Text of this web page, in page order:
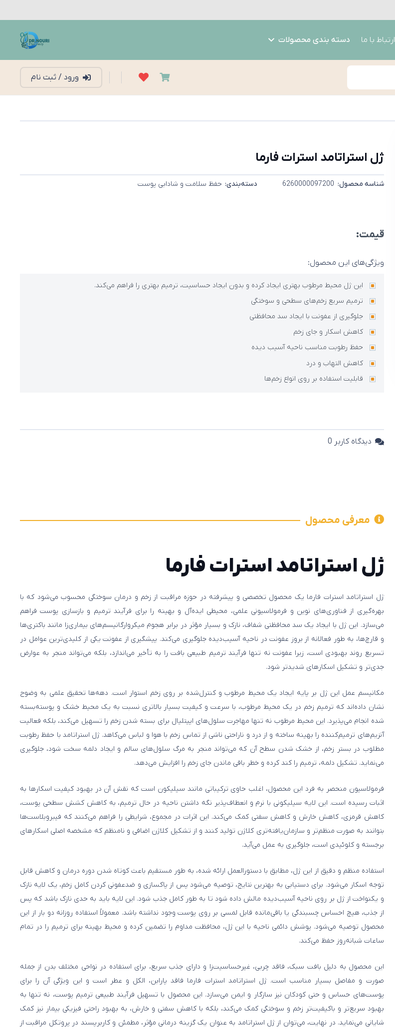
ارتباط با ما دسته بندی محصولات
ورود / ثبت نام
ژل استراتامد استرات فارما
شناسه محصول: 6260000097200 دسته‌بندی: حفظ سلامت و شادابی پوست
قیمت:
ویژگی‌های این محصول:
این ژل محیط مرطوب بهتری ایجاد کرده و بدون ایجاد حساسیت، ترمیم بهتری را فراهم می‌کند.
ترمیم سریع زخم‌های سطحی و سوختگی
جلوگیری از عفونت با ایجاد سد محافظتی
کاهش اسکار و جای زخم
حفظ رطوبت مناسب ناحیه آسیب دیده
کاهش التهاب و درد
قابلیت استفاده بر روی انواع زخم‌ها
دیدگاه کاربر 0
معرفی محصول
ژل استراتامد استرات فارما
ژل استراتامد استرات فارما یک محصول تخصصی و پیشرفته در حوزه مراقبت از زخم و درمان سوختگی محسوب می‌شود که با
بهره‌گیری از فناوری‌های نوین و فرمولاسیونی علمی، محیطی ایده‌آل و بهینه را برای فرآیند ترمیم و بازسازی پوست فراهم
می‌سازد. این ژل با ایجاد یک سد محافظتی شفاف، نازک و بسیار مؤثر در برابر هجوم میکروارگانیسم‌های بیماری‌زا مانند باکتری‌ها
و قارچ‌ها، به طور فعالانه از بروز عفونت در ناحیه آسیب‌دیده جلوگیری می‌کند. پیشگیری از عفونت یکی از کلیدی‌ترین عوامل در
تسریع روند بهبودی است، زیرا عفونت نه تنها فرآیند ترمیم طبیعی بافت را به تأخیر می‌اندازد، بلکه می‌تواند منجر به عوارض
جدی‌تر و تشکیل اسکارهای شدیدتر شود.
مکانیسم عمل این ژل بر پایه ایجاد یک محیط مرطوب و کنترل‌شده بر روی زخم استوار است. دهه‌ها تحقیق علمی به وضوح
نشان داده‌اند که ترمیم زخم در یک محیط مرطوب، با سرعت و کیفیت بسیار بالاتری نسبت به یک محیط خشک و پوسته‌بسته
شده انجام می‌پذیرد. این محیط مرطوب نه تنها مهاجرت سلول‌های اپیتلیال برای بسته شدن زخم را تسهیل می‌کند، بلکه فعالیت
آنزیم‌های ترمیم‌کننده را بهینه ساخته و از درد و ناراحتی ناشی از تماس زخم با هوا و لباس می‌کاهد. ژل استراتامد با حفظ رطوبت
مطلوب در بستر زخم، از خشک شدن سطح آن که می‌تواند منجر به مرگ سلول‌های سالم و ایجاد دلمه سخت شود، جلوگیری
می‌نماید. تشکیل دلمه، ترمیم را کند کرده و خطر باقی ماندن جای زخم را افزایش می‌دهد.
فرمولاسیون منحصر به فرد این محصول، اغلب حاوی ترکیباتی مانند سیلیکون است که نقش آن در بهبود کیفیت اسکارها به
اثبات رسیده است. این لایه سیلیکونی با نرم و انعطاف‌پذیر نگه داشتن ناحیه در حال ترمیم، به کاهش کشش سطحی پوست،
کاهش قرمزی، کاهش خارش و کاهش سفتی کمک می‌کند. این اثرات در مجموع، شرایطی را فراهم می‌کنند که فیبروبلاست‌ها
بتوانند به صورت منظم‌تر و سازمان‌یافته‌تری کلاژن تولید کنند و از تشکیل کلاژن اضافی و نامنظم که مشخصه اصلی اسکارهای
برجسته و کلوئیدی است، جلوگیری به عمل می‌آید.
استفاده منظم و دقیق از این ژل، مطابق با دستورالعمل ارائه شده، به طور مستقیم باعث کوتاه شدن دوره درمان و کاهش قابل
توجه اسکار می‌شود. برای دستیابی به بهترین نتایج، توصیه می‌شود پس از پاکسازی و ضدعفونی کردن کامل زخم، یک لایه نازک
و یکنواخت از ژل بر روی ناحیه آسیب‌دیده مالش داده شود تا به طور کامل جذب شود. این لایه باید به حدی نازک باشد که پس
از جذب، هیچ احساس چسبندگی یا باقی‌مانده قابل لمسی بر روی پوست وجود نداشته باشد. معمولاً استفاده روزانه دو بار از این
محصول توصیه می‌شود. پوشش دائمی ناحیه با این ژل، محافظت مداوم را تضمین کرده و محیط بهینه برای ترمیم را در تمام
ساعات شبانه‌روز حفظ می‌کند.
این محصول به دلیل بافت سبک، فاقد چربی، غیرحساسیت‌زا و دارای جذب سریع، برای استفاده در نواحی مختلف بدن از جمله
صورت و مفاصل بسیار مناسب است. ژل استراتامد استرات فارما فاقد پارابن، الکل و عطر است و این ویژگی آن را برای
پوست‌های حساس و حتی کودکان نیز سازگار و ایمن می‌سازد. این محصول با تسهیل فرآیند طبیعی ترمیم پوست، نه تنها به
بهبود سریع‌تر و باکیفیت‌تر زخم و سوختگی کمک می‌کند، بلکه با کاهش سفتی و خارش، به بهبود راحتی فیزیکی بیمار نیز کمک
شایانی می‌نماید. در نهایت، می‌توان از ژل استراتامد به عنوان یک گزینه درمانی مؤثر، مطمئن و کاربرپسند در پروتکل مراقبت از